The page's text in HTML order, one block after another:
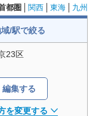
都圏 関西 東海 九州
/駅で絞る
23区
編集する
を変更する